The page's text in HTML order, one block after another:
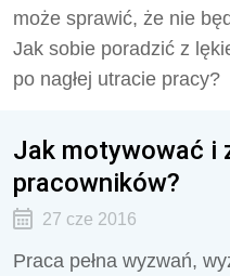
może sprawić, że nie
Jak sobie poradzić z
po nagłej utracie pracy?
Jak motywować i
pracowników?
27 cze 2016
Praca pełna wyzwań,